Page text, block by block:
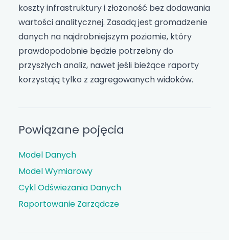
koszty infrastruktury i złożoność bez dodawania
wartości analitycznej. Zasadą jest gromadzenie
danych na najdrobniejszym poziomie, który
prawdopodobnie będzie potrzebny do
przyszłych analiz, nawet jeśli bieżące raporty
korzystają tylko z zagregowanych widoków.
Powiązane pojęcia
Model Danych
Model Wymiarowy
Cykl Odświeżania Danych
Raportowanie Zarządcze